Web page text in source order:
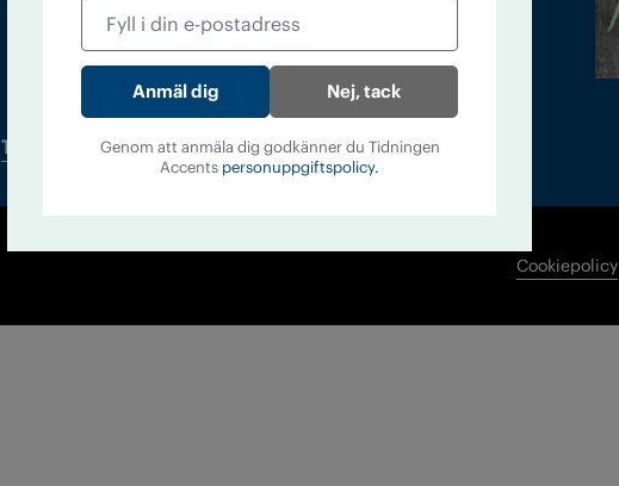
Tidningsarkiv In English
Cookiepolicy
Nej, tack
Genom att anmäla dig godkänner du Tidningen
Accents personuppgiftspolicy.